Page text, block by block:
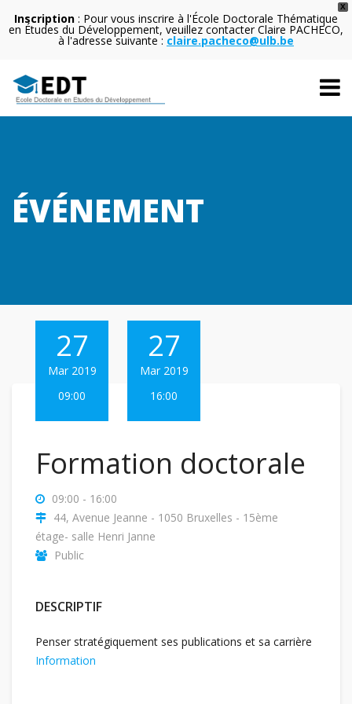
X
Inscription : Pour vous inscrire à l'École Doctorale Thématique
en Études du Développement, veuillez contacter Claire PACHECO,
à l'adresse suivante : claire.pacheco@ulb.be
ÉVÉNEMENT
27
Mar 2019
09:00
27
Mar 2019
16:00
Formation doctorale
09:00 - 16:00
44, Avenue Jeanne - 1050 Bruxelles - 15ème
étage- salle Henri Janne
Public
DESCRIPTIF
Penser stratégiquement ses publications et sa carrière
Information